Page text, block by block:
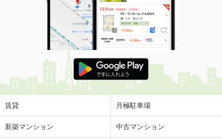
住 所
長野県松本市波田
専有面積 51.05m²
間取り
2DK
長野県松本市浅間温泉２
価 格
4.90万円
住 所
長野県松本市浅間温泉２
専有面積
長野県松本市沢村３
賃貸 月極駐車場
新築マンション 中古マンション